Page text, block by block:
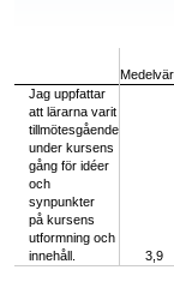
Jag uppfattar
att lärarna varit
tillmötesgående
under kursens
gång för idéer
och
synpunkter
på kursens
utformning och
innehåll.
3,9